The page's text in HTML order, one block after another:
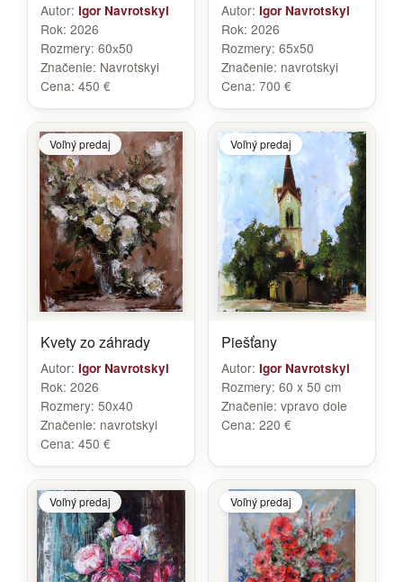
Autor: Igor Navrotskyi
Rok: 2026
Rozmery: 60х50
Značenie: Navrotskyi
Cena: 450 €
Autor: Igor Navrotskyi
Rok: 2026
Rozmery: 65x50
Značenie: navrotskyi
Cena: 700 €
Voľný predaj
Kvety zo záhrady
Autor: Igor Navrotskyi
Rok: 2026
Rozmery: 50x40
Značenie: navrotskyi
Cena: 450 €
Voľný predaj
Piešťany
Autor: Igor Navrotskyi
Rozmery: 60 x 50 cm
Značenie: vpravo dole
Cena: 220 €
Voľný predaj Voľný predaj